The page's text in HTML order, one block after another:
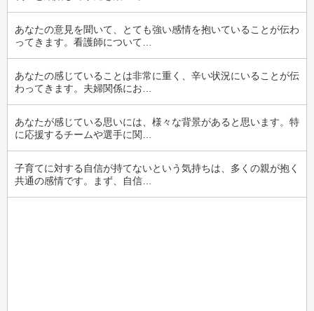
あなたの意見を聞いて、とても強い感情を抱いていることが伝わ
ってきます。看護師について…
あなたの感じていることは非常に重く、辛い状況にいることが伝
わってきます。夫婦関係にお…
あなたが感じている思いには、様々な背景があると思います。特
に応援するチームや選手に関…
子育てに対する自信が持てないという気持ちは、多くの親が抱く
共通の感情です。まず、自信…